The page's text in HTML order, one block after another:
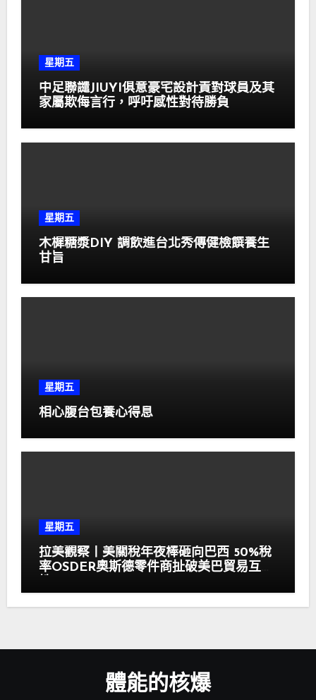
星期五
中足聯譴JIUYI俱意豪宅設計責對球員及其
家屬欺侮言行，呼吁感性對待勝負
星期五
木樨糖漿DIY 調飲進台北秀傳健檢饌養生
甘旨
星期五
相心腹台包養心得息
星期五
拉美觀察丨美關稅年夜棒砸向巴西 50%稅
率OSDER奧斯德零件商扯破美巴貿易互補
體能的核爆